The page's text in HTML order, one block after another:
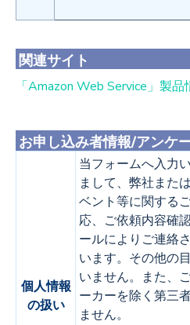
関連サイト
「Amazon Web Service」製
お申し込み者情報/アンケ
個人情報
の扱い
当フォームへ入力
まして、弊社また
ベント等に関する
応、ご依頼内容確
ールによりご連絡
います。その他の
いません。また、
ーカーを除く第三
ません。